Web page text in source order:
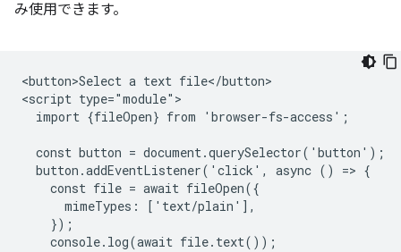
み使用できます。
<button>Select a text file</button>
<script type="module">
  import {fileOpen} from 'browser-fs-access';
  const button = document.querySelector('button');
  button.addEventListener('click', async () => {
    const file = await fileOpen({
      mimeTypes: ['text/plain'],
    });
    console.log(await file.text());